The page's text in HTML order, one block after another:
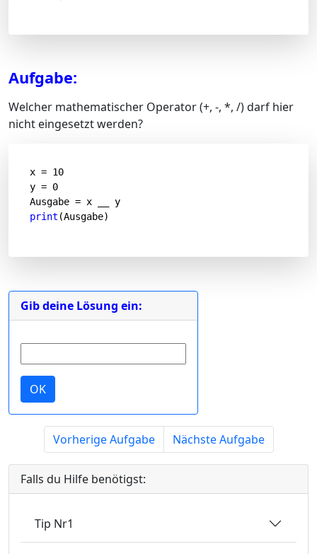
Aufgabe:
Welcher mathematischer Operator (+, -, *, /) darf hier
nicht eingesetzt werden?
x = 10
y = 0
print (Ausgabe)
Gib deine Lösung ein:
OK
Vorherige Aufgabe Nächste Aufgabe
Falls du Hilfe benötigst:
Tip Nr1